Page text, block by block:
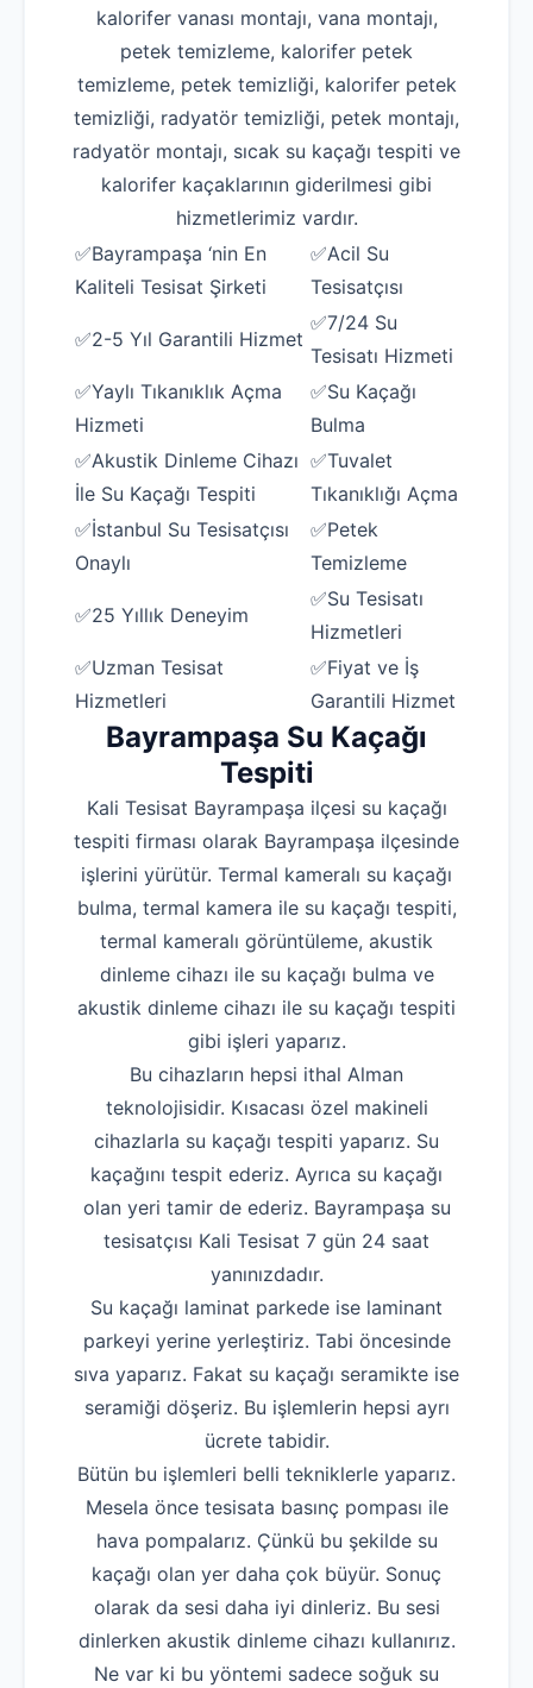
kalorifer vanası montajı, vana montajı,
petek temizleme, kalorifer petek
temizleme, petek temizliği, kalorifer petek
temizliği, radyatör temizliği, petek montajı,
radyatör montajı, sıcak su kaçağı tespiti ve
kalorifer kaçaklarının giderilmesi gibi
hizmetlerimiz vardır.
✅Bayrampaşa ‘nin En
Kaliteli Tesisat Şirketi
✅Acil Su
Tesisatçısı
✅2-5 Yıl Garantili Hizmet
✅7/24 Su
Tesisatı Hizmeti
✅Yaylı Tıkanıklık Açma
Hizmeti
✅Su Kaçağı
Bulma
✅Akustik Dinleme Cihazı
İle Su Kaçağı Tespiti
✅Tuvalet
Tıkanıklığı Açma
✅İstanbul Su Tesisatçısı
Onaylı
✅Petek
Temizleme
✅25 Yıllık Deneyim
✅Su Tesisatı
Hizmetleri
✅Uzman Tesisat
Hizmetleri
✅Fiyat ve İş
Garantili Hizmet
Bayrampaşa Su Kaçağı
Tespiti
Kali Tesisat Bayrampaşa ilçesi su kaçağı
tespiti firması olarak Bayrampaşa ilçesinde
işlerini yürütür. Termal kameralı su kaçağı
bulma, termal kamera ile su kaçağı tespiti,
termal kameralı görüntüleme, akustik
dinleme cihazı ile su kaçağı bulma ve
akustik dinleme cihazı ile su kaçağı tespiti
gibi işleri yaparız.
Bu cihazların hepsi ithal Alman
teknolojisidir. Kısacası özel makineli
cihazlarla su kaçağı tespiti yaparız. Su
kaçağını tespit ederiz. Ayrıca su kaçağı
olan yeri tamir de ederiz. Bayrampaşa su
tesisatçısı Kali Tesisat 7 gün 24 saat
yanınızdadır.
Su kaçağı laminat parkede ise laminant
parkeyi yerine yerleştiriz. Tabi öncesinde
sıva yaparız. Fakat su kaçağı seramikte ise
seramiği döşeriz. Bu işlemlerin hepsi ayrı
ücrete tabidir.
Bütün bu işlemleri belli tekniklerle yaparız.
Mesela önce tesisata basınç pompası ile
hava pompalarız. Çünkü bu şekilde su
kaçağı olan yer daha çok büyür. Sonuç
olarak da sesi daha iyi dinleriz. Bu sesi
dinlerken akustik dinleme cihazı kullanırız.
Ne var ki bu yöntemi sadece soğuk su